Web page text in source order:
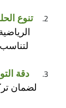
تنوع
دقة
لضمان